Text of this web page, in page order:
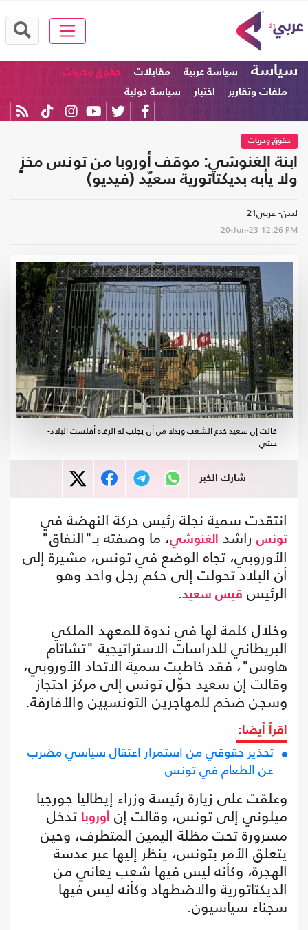
سياسة سياسة عربية مقابلات
حقوق وحريات
ملفات وتقارير
اختبار سياسة دولية
حقوق وحريات
ابنة الغنوشي: موقف أوروبا من تونس مخزٍ
ولا يأبه بديكتاتورية سعيّد (فيديو)
لندن- عربي21
20-Jun-23 12:26 PM
قالت إن سعيد خدع الشعب وبدلا من أن يجلب له الرفاه أفلست البلاد-
جيتي
شارك الخبر
انتقدت سمية نجلة رئيس حركة النهضة في
تونس راشد الغنوشي، ما وصفته بـ"النفاق"
الأوروبي، تجاه الوضع في تونس، مشيرة إلى
أن البلاد تحولت إلى حكم رجل واحد وهو
الرئيس قيس سعيد.
وخلال كلمة لها في ندوة للمعهد الملكي
البريطاني للدراسات الاستراتيجية "تشاتام
هاوس"، فقد خاطبت سمية الاتحاد الأوروبي،
وقالت إن سعيد حوّل تونس إلى مركز احتجاز
وسجن ضخم للمهاجرين التونسيين والأفارقة.
اقرأ أيضا:
تحذير حقوقي من استمرار اعتقال سياسي مضرب
عن الطعام في تونس
وعلقت على زيارة رئيسة وزراء إيطاليا جورجيا
ميلوني إلى تونس، وقالت إن أوروبا تدخل
مسرورة تحت مظلة اليمين المتطرف، وحين
يتعلق الأمر بتونس، ينظر إليها عبر عدسة
الهجرة، وكأنه ليس فيها شعب يعاني من
الديكتاتورية والاضطهاد وكأنه ليس فيها
سجناء سياسيون.